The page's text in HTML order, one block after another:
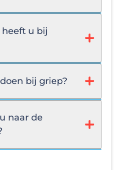
u bij
bij griep?
naar de